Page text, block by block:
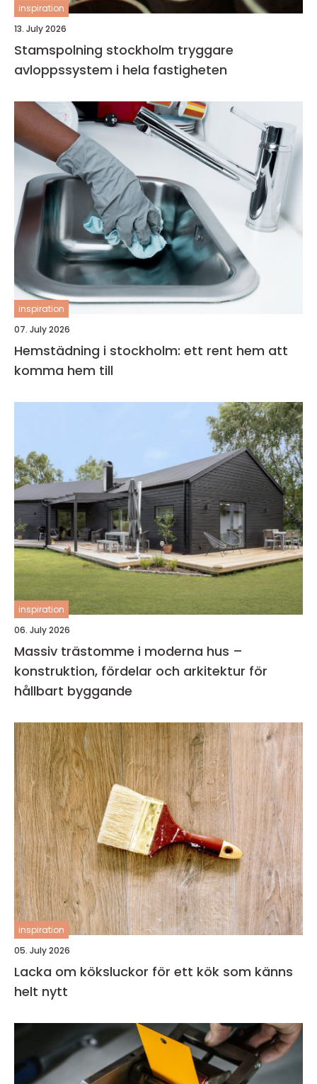
inspiration
13. July 2026
Stamspolning stockholm tryggare
avloppssystem i hela fastigheten
inspiration
07. July 2026
Hemstädning i stockholm: ett rent hem att
komma hem till
inspiration
06. July 2026
Massiv trästomme i moderna hus –
konstruktion, fördelar och arkitektur för
hållbart byggande
inspiration
05. July 2026
Lacka om köksluckor för ett kök som känns
helt nytt